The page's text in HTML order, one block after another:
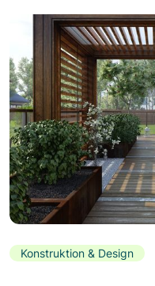
Konstruktion & Design